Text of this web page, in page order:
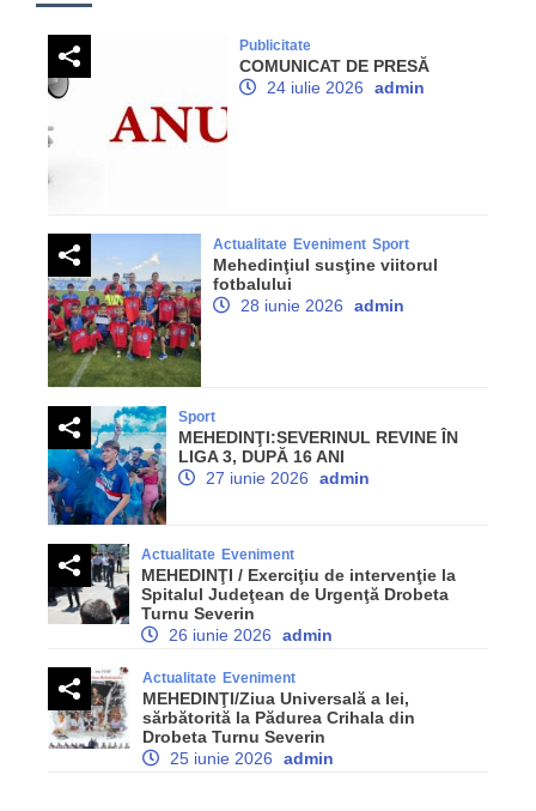
Publicitate
COMUNICAT DE PRESĂ
24 iulie 2026
admin
Actualitate Eveniment Sport
Mehedinţiul susţine viitorul
fotbalului
28 iunie 2026
admin
Sport
MEHEDINŢI:SEVERINUL REVINE ÎN
LIGA 3, DUPĂ 16 ANI
27 iunie 2026
admin
Actualitate Eveniment
MEHEDINŢI / Exerciţiu de intervenţie la
Spitalul Judeţean de Urgenţă Drobeta
Turnu Severin
26 iunie 2026
admin
Actualitate Eveniment
MEHEDINŢI/Ziua Universală a Iei,
sărbătorită la Pădurea Crihala din
Drobeta Turnu Severin
25 iunie 2026
admin